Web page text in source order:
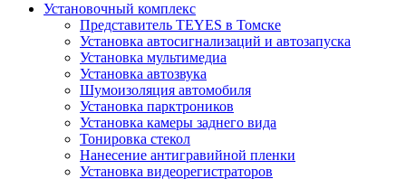
Установочный комплекс
Представитель TEYES в Томске
Установка автосигнализаций и автозапуска
Установка мультимедиа
Установка автозвука
Шумоизоляция автомобиля
Установка парктроников
Установка камеры заднего вида
Тонировка стекол
Нанесение антигравийной пленки
Установка видеорегистраторов